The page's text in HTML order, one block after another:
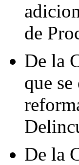
de
De la
que
De la